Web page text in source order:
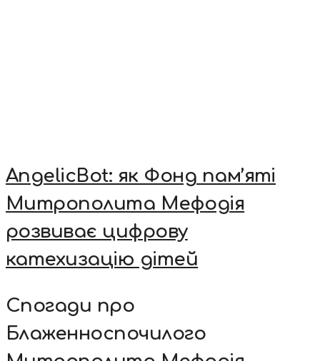
AngelicBot: як Фонд пам’яті
Митрополита Мефодія
розвиває цифрову
катехизацію дітей
Спогади про
Блаженноспочилого